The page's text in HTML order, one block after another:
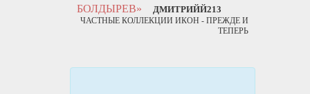
БОЛДЫРЕВ»
ДМИТРИЙЙ213
ЧАСТНЫЕ КОЛЛЕКЦИИ ИКОН - ПРЕЖДЕ И
ТЕПЕРЬ